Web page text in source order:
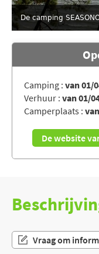
De camping
Camping : van 01/
Verhuur : van 01/
Camperplaats :
De website
Vraag om